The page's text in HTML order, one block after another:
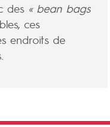
des « bean bags
ces
endroits de